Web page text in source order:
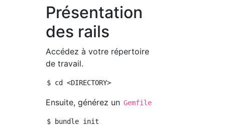
Présentation
des rails
Accédez à votre répertoire
de travail.
Ensuite, générez un Gemfile